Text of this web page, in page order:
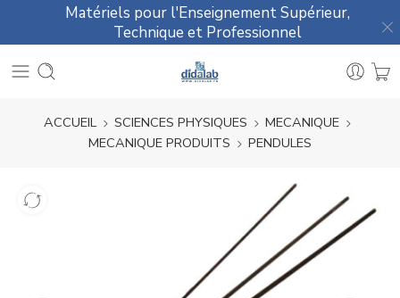
Matériels pour l'Enseignement Supérieur,
Technique et Professionnel
ACCUEIL SCIENCES PHYSIQUES
MECANIQUE
MECANIQUE PRODUITS
PENDULES